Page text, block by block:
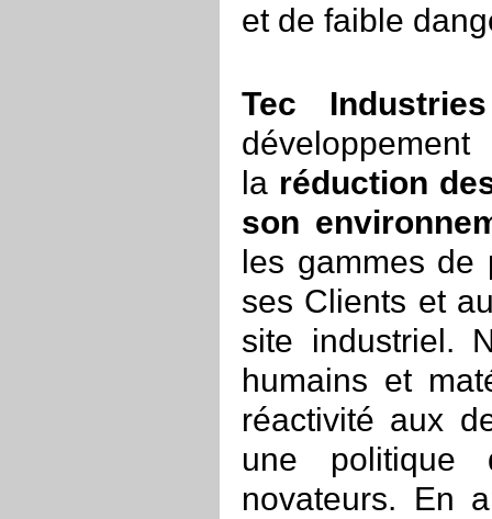
et de faible
Tec Industries
la réduction
son
les gammes
ses Clients et
site industriel.
humains et
réactivité aux
une politique
novateurs. En